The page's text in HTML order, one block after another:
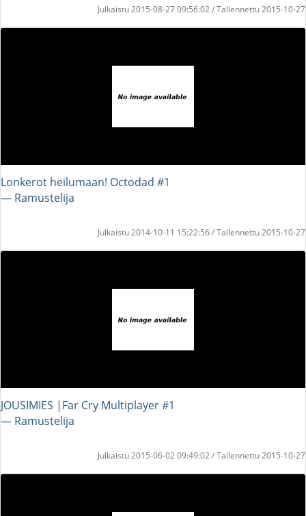
Julkaistu 2015-08-27 09:56:02 / Tallennettu 2015-10-27
Lonkerot heilumaan! Octodad #1
― Ramustelija
Julkaistu 2014-10-11 15:22:56 / Tallennettu 2015-10-27
JOUSIMIES |Far Cry Multiplayer #1
― Ramustelija
Julkaistu 2015-06-02 09:49:02 / Tallennettu 2015-10-27